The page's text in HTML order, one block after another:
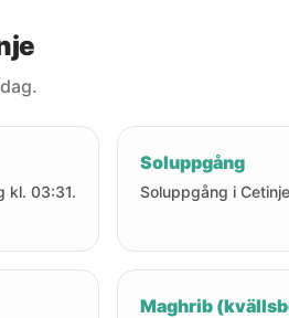
kl. 03:31.
Soluppgång
Soluppgång i
Maghrib